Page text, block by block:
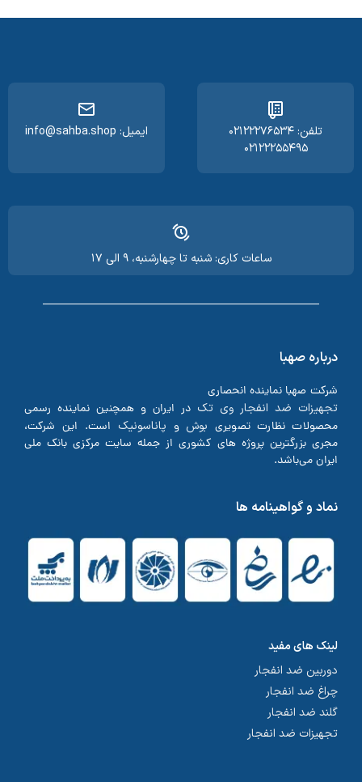
تلفن: ۰۲۱۲۲۲۷۶۵۳۴
۰۲۱۲۲۲۵۵۴۹۵
ایمیل: info@sahba.shop
ساعات کاری: شنبه تا چهارشنبه، ۹ الی ۱۷
درباره صهبا
شرکت صهبا نماینده انحصاری
تجهیزات ضد انفجار وی تک در ایران و همچنین نماینده رسمی
محصولات نظارت تصویری بوش و پاناسونیک است. این شرکت،
مجری بزرگترین پروژه های کشوری از جمله سایت مرکزی بانک ملی
ایران می‌باشد.
نماد و گواهینامه ها
لینک های مفید
دوربین ضد انفجار
چراغ ضد انفجار
گلند ضد انفجار
تجهیزات ضد انفجار